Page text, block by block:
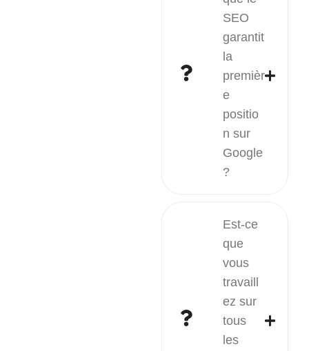
SEO
garantit
la
premièr
e
positio
n sur
Google
?
Est-ce
que
vous
travaill
ez sur
tous
les